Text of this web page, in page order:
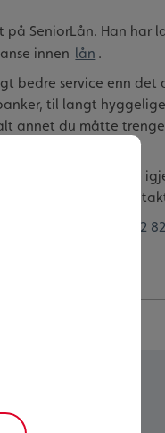
på SeniorLån. Han har
innen lån .
bedre service enn det
til langt
annet du måtte
kan du legge
så vil Terje ta
på telefon:
22